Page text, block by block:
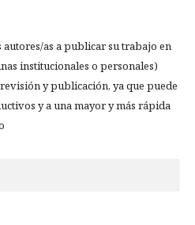
as a publicar su trabajo en
institucionales o personales)
y publicación, ya que puede
y a una mayor y más rápida